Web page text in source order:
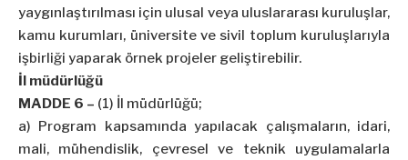
yaygınlaştırılması için ulusal veya uluslararası kuruluşlar,
kamu kurumları, üniversite ve sivil toplum kuruluşlarıyla
işbirliği yaparak örnek projeler geliştirebilir.
İl müdürlüğü
MADDE 6 – (1) İl müdürlüğü;
a) Program kapsamında yapılacak çalışmaların, idari,
mali, mühendislik, çevresel ve teknik uygulamalarla